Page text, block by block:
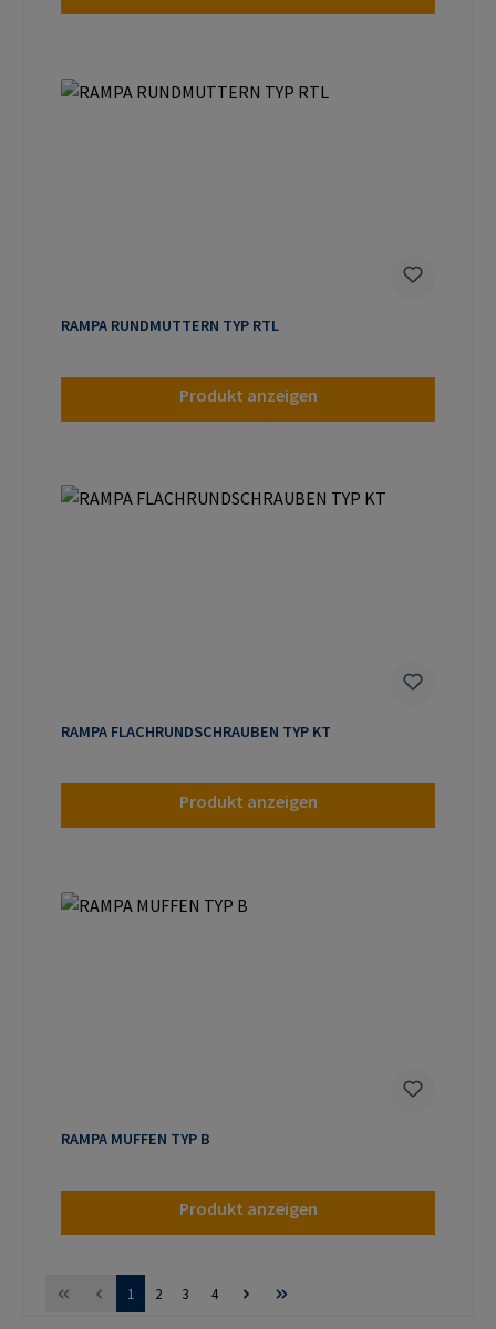
RAMPA RUNDMUTTERN TYP RTL
Produkt anzeigen
RAMPA FLACHRUNDSCHRAUBEN TYP KT
Produkt anzeigen
RAMPA MUFFEN TYP B
Produkt anzeigen
Seite
1 Seite
2 Seite
3 Seite
4